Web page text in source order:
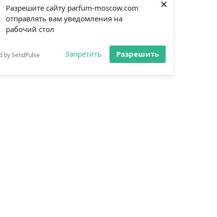
Разрешите сайту parfum-moscow.com
отправлять вам уведомления на
рабочий стол
by SendPulse Запретить Разрешить
×